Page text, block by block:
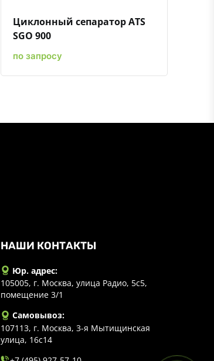
Циклонный сепаратор ATS
SGO 900
по запросу
НАШИ КОНТАКТЫ
Юр. адрес:
105005, г. Москва, улица Радио, 5с5,
помещение 3/1
Самовывоз:
107113, г. Москва, 3-я Мытищинская
улица, 16с14